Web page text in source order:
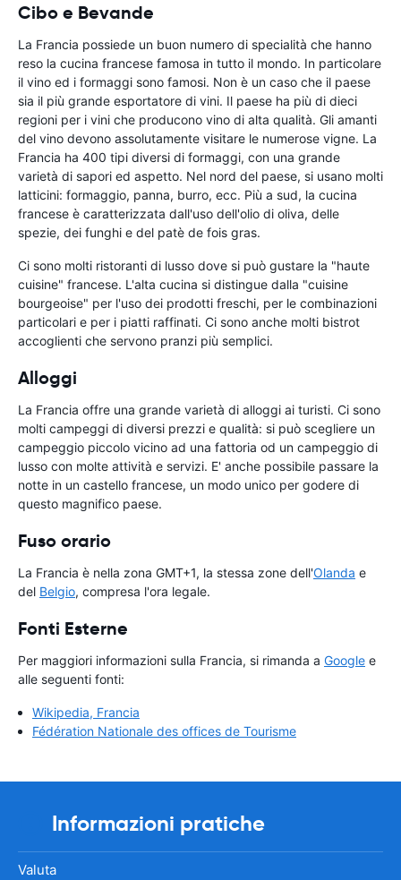
Cibo e Bevande
La Francia possiede un buon numero di specialità che hanno
reso la cucina francese famosa in tutto il mondo. In particolare
il vino ed i formaggi sono famosi. Non è un caso che il paese
sia il più grande esportatore di vini. Il paese ha più di dieci
regioni per i vini che producono vino di alta qualità. Gli amanti
del vino devono assolutamente visitare le numerose vigne. La
Francia ha 400 tipi diversi di formaggi, con una grande
varietà di sapori ed aspetto. Nel nord del paese, si usano molti
latticini: formaggio, panna, burro, ecc. Più a sud, la cucina
francese è caratterizzata dall'uso dell'olio di oliva, delle
spezie, dei funghi e del patè de fois gras.
Ci sono molti ristoranti di lusso dove si può gustare la "haute
cuisine" francese. L'alta cucina si distingue dalla "cuisine
bourgeoise" per l'uso dei prodotti freschi, per le combinazioni
particolari e per i piatti raffinati. Ci sono anche molti bistrot
accoglienti che servono pranzi più semplici.
Alloggi
La Francia offre una grande varietà di alloggi ai turisti. Ci sono
molti campeggi di diversi prezzi e qualità: si può scegliere un
campeggio piccolo vicino ad una fattoria od un campeggio di
lusso con molte attività e servizi. E' anche possibile passare la
notte in un castello francese, un modo unico per godere di
questo magnifico paese.
Fuso orario
La Francia è nella zona GMT+1, la stessa zone dell'Olanda e
del Belgio, compresa l'ora legale.
Fonti Esterne
Per maggiori informazioni sulla Francia, si rimanda a Google e
alle seguenti fonti:
Wikipedia, Francia
Fédération Nationale des offices de Tourisme
Informazioni pratiche
Valuta